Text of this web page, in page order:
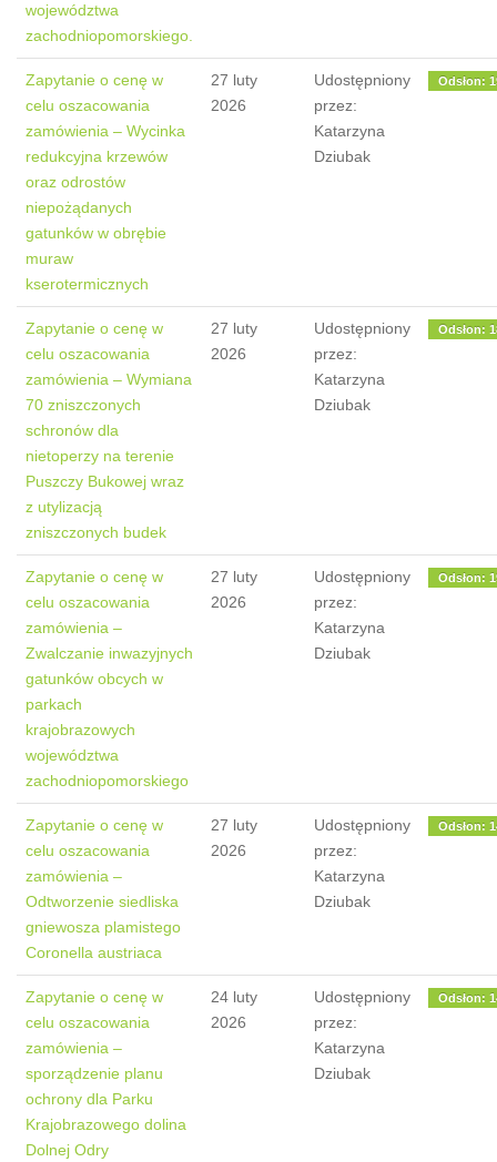
województwa
zachodniopomorskiego.
Zapytanie o cenę w
celu oszacowania
zamówienia – Wycinka
redukcyjna krzewów
oraz odrostów
niepożądanych
gatunków w obrębie
muraw
kserotermicznych
27 luty
2026
Udostępniony
przez:
Katarzyna
Dziubak
Odsłon:
Zapytanie o cenę w
celu oszacowania
zamówienia – Wymiana
70 zniszczonych
schronów dla
nietoperzy na terenie
Puszczy Bukowej wraz
z utylizacją
zniszczonych budek
27 luty
2026
Udostępniony
przez:
Katarzyna
Dziubak
Odsłon:
Zapytanie o cenę w
celu oszacowania
zamówienia –
Zwalczanie inwazyjnych
gatunków obcych w
parkach
krajobrazowych
województwa
zachodniopomorskiego
27 luty
2026
Udostępniony
przez:
Katarzyna
Dziubak
Odsłon:
Zapytanie o cenę w
celu oszacowania
zamówienia –
Odtworzenie siedliska
gniewosza plamistego
Coronella austriaca
27 luty
2026
Udostępniony
przez:
Katarzyna
Dziubak
Odsłon:
Zapytanie o cenę w
celu oszacowania
zamówienia –
sporządzenie planu
ochrony dla Parku
Krajobrazowego dolina
Dolnej Odry
24 luty
2026
Udostępniony
przez:
Katarzyna
Dziubak
Odsłon: